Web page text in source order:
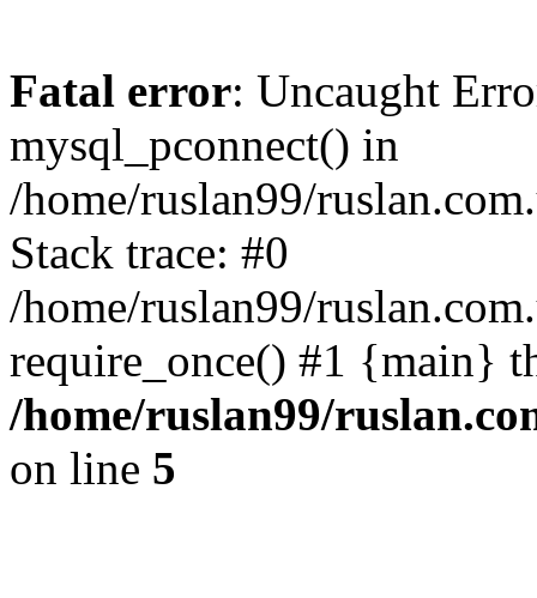
Fatal error: Uncaught
mysql_pconnect() in
/home/ruslan99/
Stack trace: #0
/home/ruslan99/
require_once() #1 {main}
/home/ruslan99/
on line 5